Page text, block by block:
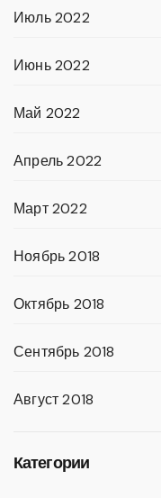
Июль 2022
Июнь 2022
Май 2022
Апрель 2022
Март 2022
Ноябрь 2018
Октябрь 2018
Сентябрь 2018
Август 2018
Категории